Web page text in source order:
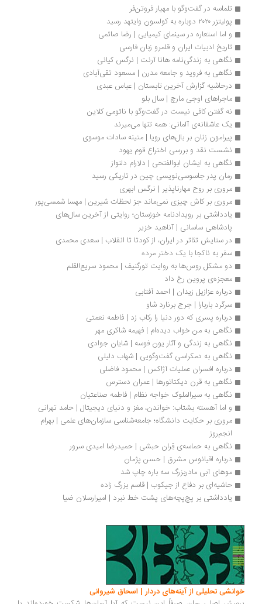
تلماسه در گفت‌وگو با مهیار فروتن‌فر
پولیتزر ۲۰۲۰ دوباره به کولسون وایتهد رسید
و اما استعاره در سینمای کیمیایی | رضا صائمی
تاریخ ادبیات ایران و قلمرو زبان فارسی
نگاهی به زندگی‏‌نامه هانا آرنت | نرگس کیانی
نگاهی به فروید و جامعه مدرن | مسعود تقی‌آبادی
درحاشیه گزارش آخرین تابستان | عباس عبدی
ماجراهای اوجی مارچ | سال بلو
نه گفتن کافی نیست در گفت‌وگو با نائومی کلاین
یک عاشقانه‌ی آلمانی: همه تنها می‌میرند
پیرامون زنان بر بال‌های رویا | متینه سادات موسوی
نشست نقد و بررسی اختراع قوم یهود
نگاهی به ایشان ابوالفتحی | دلارام دلنواز
رمان پدر جاسوسی‌نویسی چین در تاریکی رسید
مروری بر روح مهارناپذیر | نرگس ابهری
مروری بر کاش چیزی نمی‌ماند جز لحظات شیرین | مهسا شمسی‌پور
یادداشتی بر رویدادنامه خوزستان؛ روایتی از آخرین سال‌های
پادشاهی ساسانی | آناهید خزیر
در ستایش تئاتر در ایران، از کودتا تا انقلاب | سعدی محمدی
سفر به ناکجا با یک دختر مرده
دو مشکل روس‌ها به روایت تورگنیف | محمود سریع‌القلم
معجزه‌ی پروین رخ داد
درباره عزازیل زیدان | احمد آفتابی
سرگرد باربارا | جرج برنارد شاو
درباره پسری که دور دنیا را رکاب زد | فاطمه نعمتی
نگاهی به من خواب دیده‌ام | فهیمه شاکری مهر
نگاهی به زندگی و آثار یون فوسه | شایان جوادی
نگاهی به دمکراسی گفت‌وگویی | شهاب دلیلی
درباره افسران عملیات آژاکس | محمود فاضلی
نگاهی به قرن دیکتاتورها | عمران دسترس
نگاهی به سیرالملوک خواجه نظام‌ | فاطمه صناعتیان
و اما آهسته بشتاب: خواندن، مغز و دنیای دیجیتال | حامد تهرانی
مروری بر حکایت دانشگاه؛ جامعه‌شناسی سازمان‌های علمی | بهرام
نگاهی به حماسه‌ی قِران حبشی | حمیدرضا امیدی سرور
درباره اقیانوس مشرق | حسن پژمان
موهای آبی مادربزرگ سه باره چاپ شد
حاشیه‌ای بر دفاع از جیکوب | قاسم بزرگ زاده
یادداشتی بر پچ‌پچه‌های پشت خط نبرد | امیرارسلان ضیا
تحلیلی از آینه‌های دردار | اسحاق شیروانی